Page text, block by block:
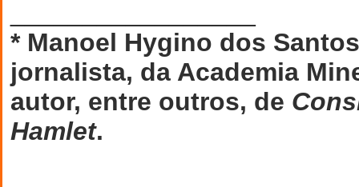
* Manoel Hygino dos
jornalista, da Academia
autor, entre outros, de
Hamlet.